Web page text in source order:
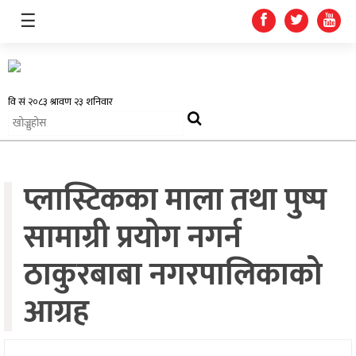
समाचार
प्रदेश
राजनीति
अर्थतन्त्र
स्वास्थ्य
☰
प्लास्टिकका माला तथा पुष्प
सामाग्री प्रयोग नगर्न
ठाकुरबाबा नगरपालिकाको
आग्रह